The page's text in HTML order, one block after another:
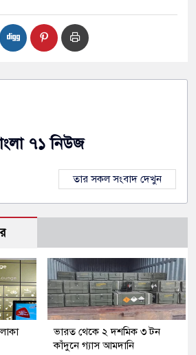
৭১ নিউজ
তার সকল সংবাদ দেখুন
ভারত থেকে ২ দশমিক ৩ টন
কাঁদুনে গ্যাস আমদানি